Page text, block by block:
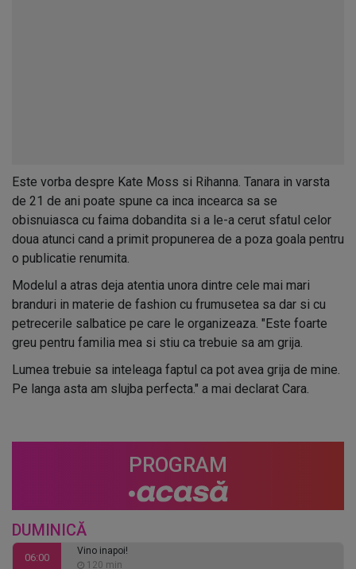
Este vorba despre Kate Moss si Rihanna. Tanara in varsta
de 21 de ani poate spune ca inca incearca sa se
obisnuiasca cu faima dobandita si a le-a cerut sfatul celor
doua atunci cand a primit propunerea de a poza goala pentru
o publicatie renumita.
Modelul a atras deja atentia unora dintre cele mai mari
branduri in materie de fashion cu frumusetea sa dar si cu
petrecerile salbatice pe care le organizeaza. "Este foarte
greu pentru familia mea si stiu ca trebuie sa am grija.
Lumea trebuie sa inteleaga faptul ca pot avea grija de mine.
Pe langa asta am slujba perfecta." a mai declarat Cara.
PROGRAM
DUMINICĂ
06:00
Vino inapoi!
120 min